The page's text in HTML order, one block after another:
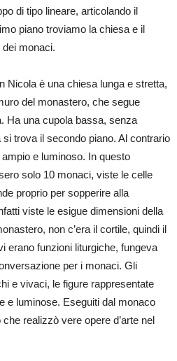
di tipo lineare, articolando il
piano troviamo la chiesa e il
monaci.
Nicola è una chiesa lunga e stretta,
del monastero, che segue
Ha una cupola bassa, senza
trova il secondo piano. Al contrario
e luminoso. In questo
solo 10 monaci, viste le celle
proprio per sopperire alla
viste le esigue dimensioni della
non c’era il cortile, quindi il
erano funzioni liturgiche, fungeva
per i monaci. Gli
e vivaci, le figure rappresentate
e luminose. Eseguiti dal monaco
realizzò vere opere d’arte nel